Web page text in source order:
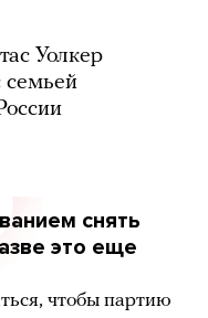
Уолкер
семьей
снять
это еще
чтобы партию